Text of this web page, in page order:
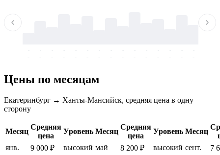
-
-
-
-
-
-
-
-
-
-
-
-
-
-
-
-
-
-
-
-
-
-
-
-
-
-
-
-
-
-
Цены по месяцам
Екатеринбург → Ханты-Мансийск, средняя цена в одну
сторону
Месяц
Средняя
цена
Уровень Месяц
Средняя
цена
Уровень Месяц
янв.
9 000 ₽ высокий май 8 200 ₽ высокий сент.
7